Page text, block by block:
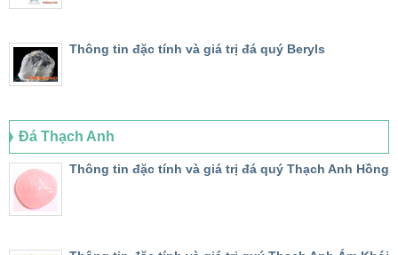
Thông tin đặc tính và giá trị đá quý Beryls
Đá Thạch Anh
Thông tin đặc tính và giá trị đá quý Thạch Anh Hồng